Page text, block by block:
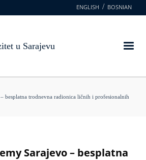
ENGLISH BOSNIAN
u Sarajevu
besplatna trodnevna radionica ličnih i profesionalnih
Sarajevo – besplatna